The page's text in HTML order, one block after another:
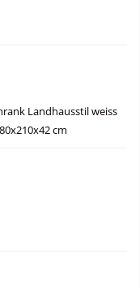
Landhausstil weiss
cm